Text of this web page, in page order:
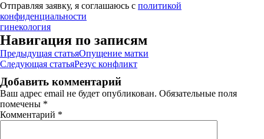
Отправляя заявку, я соглашаюсь с политикой
конфиденциальности
гинекология
Навигация по записям
Предыдущая статьяОпущение матки
Следующая статьяРезус конфликт
Добавить комментарий
Ваш адрес email не будет опубликован. Обязательные поля
помечены *
Комментарий *